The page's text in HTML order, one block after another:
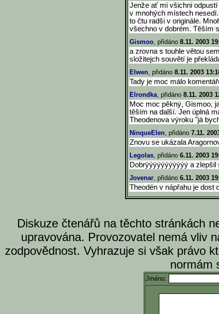
Jenže ať mi všichni
v mnohých místech
to čtu radši v originále.
všechno v dobrém. Těším
Gismoo, přidáno 8.11. 2003
a zrovna s touhle větou
složitejch souvětí je
Elwen, přidáno 8.11. 2003
Tady je moc málo
Elrondka, přidáno 8.11. 2003
Moc moc pěkný, Gismoo,
těším na další. Jen úplná
Theodenova výroku "já
NinqueElen, přidáno 7.11.
Znovu se ukázala
Legolas, přidáno 6.11. 2003
Dobrýýýýýýýýýýý a zlepšil
Jovenar, přidáno 6.11. 2003
Theodén v nápřahu je dost
Diskuze čtenářů na těchto stránkách
upravována. Provozovatel nemá vliv
zodpovědnost. Vyhrazuje si však právo
normám
Jméno: